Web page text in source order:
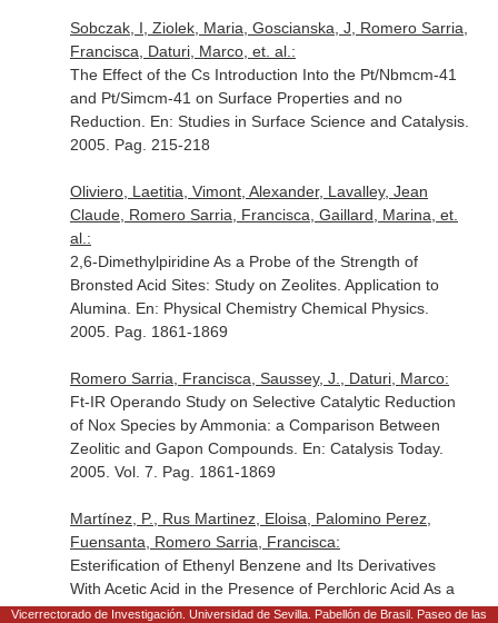
Sobczak, I, Ziolek, Maria, Goscianska, J, Romero Sarria,
Francisca, Daturi, Marco, et. al.:
The Effect of the Cs Introduction Into the Pt/Nbmcm-41
and Pt/Simcm-41 on Surface Properties and no
Reduction. En: Studies in Surface Science and Catalysis.
2005. Pag. 215-218
Oliviero, Laetitia, Vimont, Alexander, Lavalley, Jean
Claude, Romero Sarria, Francisca, Gaillard, Marina, et.
al.:
2,6-Dimethylpiridine As a Probe of the Strength of
Bronsted Acid Sites: Study on Zeolites. Application to
Alumina. En: Physical Chemistry Chemical Physics.
2005. Pag. 1861-1869
Romero Sarria, Francisca, Saussey, J., Daturi, Marco:
Ft-IR Operando Study on Selective Catalytic Reduction
of Nox Species by Ammonia: a Comparison Between
Zeolitic and Gapon Compounds. En: Catalysis Today.
2005. Vol. 7. Pag. 1861-1869
Martínez, P., Rus Martinez, Eloisa, Palomino Perez,
Fuensanta, Romero Sarria, Francisca:
Esterification of Ethenyl Benzene and Its Derivatives
With Acetic Acid in the Presence of Perchloric Acid As a
Catalyst.En: The Canadian Journal of Chemical
Vicerrectorado de Investigación. Universidad de Sevilla. Pabellón de Brasil. Paseo de las